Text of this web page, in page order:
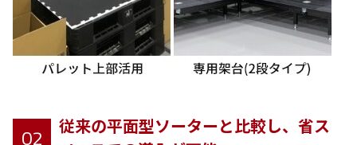
02
従来の平面型ソーターと比較し、省ス